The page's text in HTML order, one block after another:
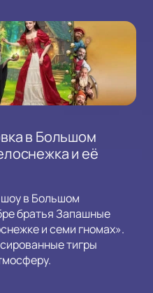
в Большом
и её
в Большом
братья Запашные
и семи гномах».
тигры